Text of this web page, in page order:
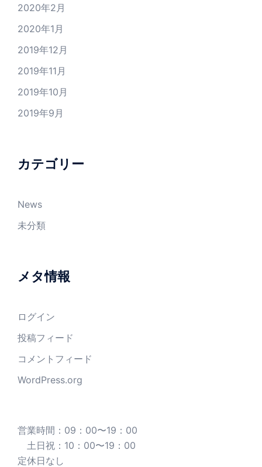
2020年2月
2020年1月
2019年12月
2019年11月
2019年10月
2019年9月
カテゴリー
News
未分類
メタ情報
ログイン
投稿フィード
コメントフィード
WordPress.org
営業時間：09：00〜19：00
土日祝：10：00〜19：00
定休日なし